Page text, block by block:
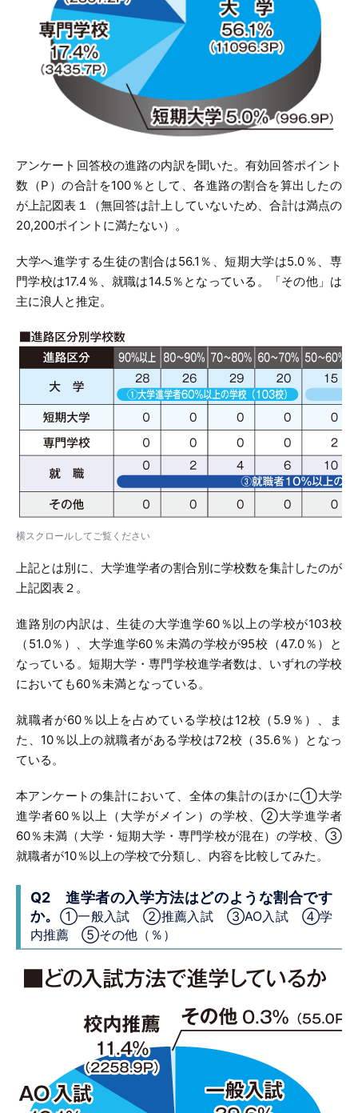
アンケート回答校の進路の内訳を聞いた。有効回答ポイント
数（P）の合計を100％として、各進路の割合を算出したの
が上記図表１（無回答は計上していないため、合計は満点の
20,200ポイントに満たない）。
大学へ進学する生徒の割合は56.1％、短期大学は5.0％、専
門学校は17.4％、就職は14.5％となっている。「その他」は
主に浪人と推定。
横スクロールしてご覧ください
上記とは別に、大学進学者の割合別に学校数を集計したのが
上記図表２。
進路別の内訳は、生徒の大学進学60％以上の学校が103校
（51.0％）、大学進学60％未満の学校が95校（47.0％）と
なっている。短期大学・専門学校進学者数は、いずれの学校
においても60％未満となっている。
就職者が60％以上を占めている学校は12校（5.9％）、ま
た、10％以上の就職者がある学校は72校（35.6％）となっ
ている。
本アンケートの集計において、全体の集計のほかに①大学
進学者60％以上（大学がメイン）の学校、②大学進学者
60％未満（大学・短期大学・専門学校が混在）の学校、③
就職者が10％以上の学校で分類し、内容を比較してみた。
Q2 進学者の入学方法はどのような割合です
か。 ①一般入試 ②推薦入試 ③AO入試 ④学
内推薦 ⑤その他（％）